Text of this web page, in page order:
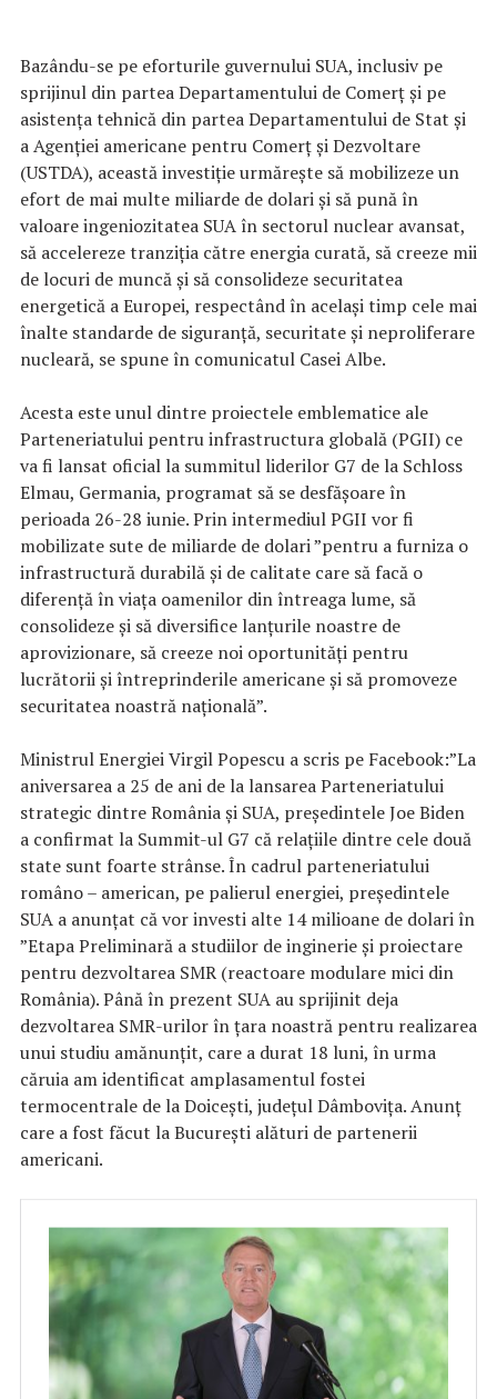
Bazându-se pe eforturile guvernului SUA, inclusiv pe
sprijinul din partea Departamentului de Comerţ şi pe
asistenţa tehnică din partea Departamentului de Stat şi
a Agenţiei americane pentru Comerţ şi Dezvoltare
(USTDA), această investiţie urmăreşte să mobilizeze un
efort de mai multe miliarde de dolari şi să pună în
valoare ingeniozitatea SUA în sectorul nuclear avansat,
să accelereze tranziţia către energia curată, să creeze mii
de locuri de muncă şi să consolideze securitatea
energetică a Europei, respectând în acelaşi timp cele mai
înalte standarde de siguranţă, securitate şi neproliferare
nucleară, se spune în comunicatul Casei Albe.
Acesta este unul dintre proiectele emblematice ale
Parteneriatului pentru infrastructura globală (PGII) ce
va fi lansat oficial la summitul liderilor G7 de la Schloss
Elmau, Germania, programat să se desfăşoare în
perioada 26-28 iunie. Prin intermediul PGII vor fi
mobilizate sute de miliarde de dolari ”pentru a furniza o
infrastructură durabilă şi de calitate care să facă o
diferenţă în viaţa oamenilor din întreaga lume, să
consolideze şi să diversifice lanţurile noastre de
aprovizionare, să creeze noi oportunităţi pentru
lucrătorii şi întreprinderile americane şi să promoveze
securitatea noastră naţională”.
Ministrul Energiei Virgil Popescu a scris pe Facebook:”La
aniversarea a 25 de ani de la lansarea Parteneriatului
strategic dintre România și SUA, președintele Joe Biden
a confirmat la Summit-ul G7 că relațiile dintre cele două
state sunt foarte strânse. În cadrul parteneriatului
româno – american, pe palierul energiei, președintele
SUA a anunțat că vor investi alte 14 milioane de dolari în
”Etapa Preliminară a studiilor de inginerie și proiectare
pentru dezvoltarea SMR (reactoare modulare mici din
România). Până în prezent SUA au sprijinit deja
dezvoltarea SMR-urilor în țara noastră pentru realizarea
unui studiu amănunțit, care a durat 18 luni, în urma
căruia am identificat amplasamentul fostei
termocentrale de la Doicești, județul Dâmbovița. Anunț
care a fost făcut la București alături de partenerii
americani.